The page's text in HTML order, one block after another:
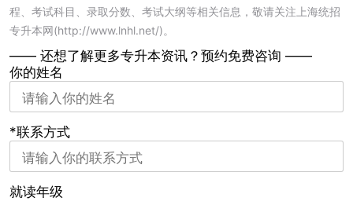
程、考试科目、录取分数、考试大纲等相关信息，敬请关注上海统招
专升本网(http://www.lnhl.net/)。
—— 还想了解更多专升本资讯？ 预约免费咨询 ——
你的姓名
*联系方式
就读年级